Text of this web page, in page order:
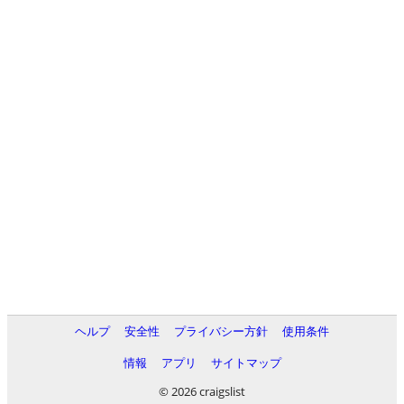
ヘルプ 安全性 プライバシー方針
使用条件
情報
アプリ
サイトマップ
© 2026 craigslist